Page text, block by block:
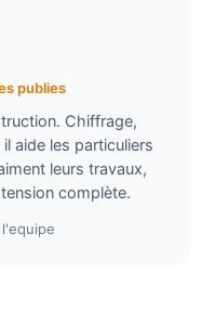
publies
Chiffrage,
aide les particuliers
leurs travaux,
complète.